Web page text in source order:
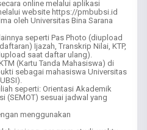
online melalui aplikasi
website https://pmbubsi.id
oleh Universitas Bina Sarana
seperti Pas Photo (diupload
Ijazah, Transkrip Nilai, KTP,
saat daftar ulang).
(Kartu Tanda Mahasiswa) di
sebagai mahasiswa Universitas
seperti: Orientasi Akademik
(SEMOT) sesuai jadwal yang
menggunakan